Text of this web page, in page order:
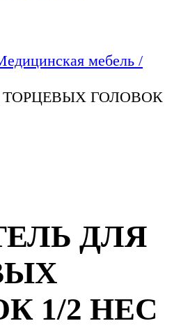
мебель /
ТОРЦЕВЫХ ГОЛОВОК
ДЛЯ
1/2 HEC